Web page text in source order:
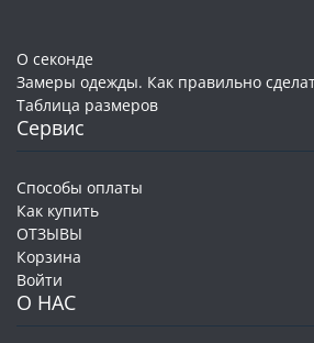
О секонде
Замеры одежды. Как правильно
Таблица размеров
Сервис
Способы оплаты
Как купить
ОТЗЫВЫ
Корзина
Войти
О НАС